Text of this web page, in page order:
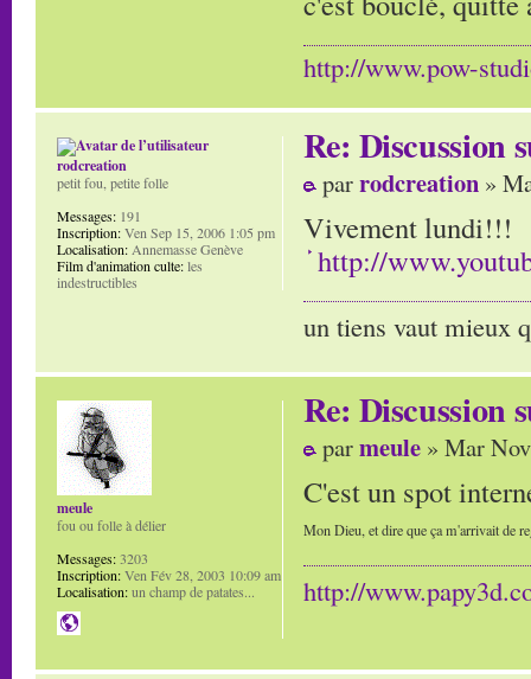
http://www.pow-
Re: Discussion
parrodcreation »
Vivement lundi!!!
http://
un tiens vaut mieux
rodcreation
petit fou, petite folle
Messages: 191
Inscription:Ven Sep 15, 2006 1:05 pm
Localisation: Annemasse Genève
Film d'animation culte:les
indestructibles
Re: Discussion
parmeule » Mar
C'est un spot
Mon Dieu, et dire que ça m'arrivait de
http://
meule
fou ou folle à délier
Messages:3203
Inscription:Ven Fév 28, 2003 10:09 am
Localisation:un champ de patates...